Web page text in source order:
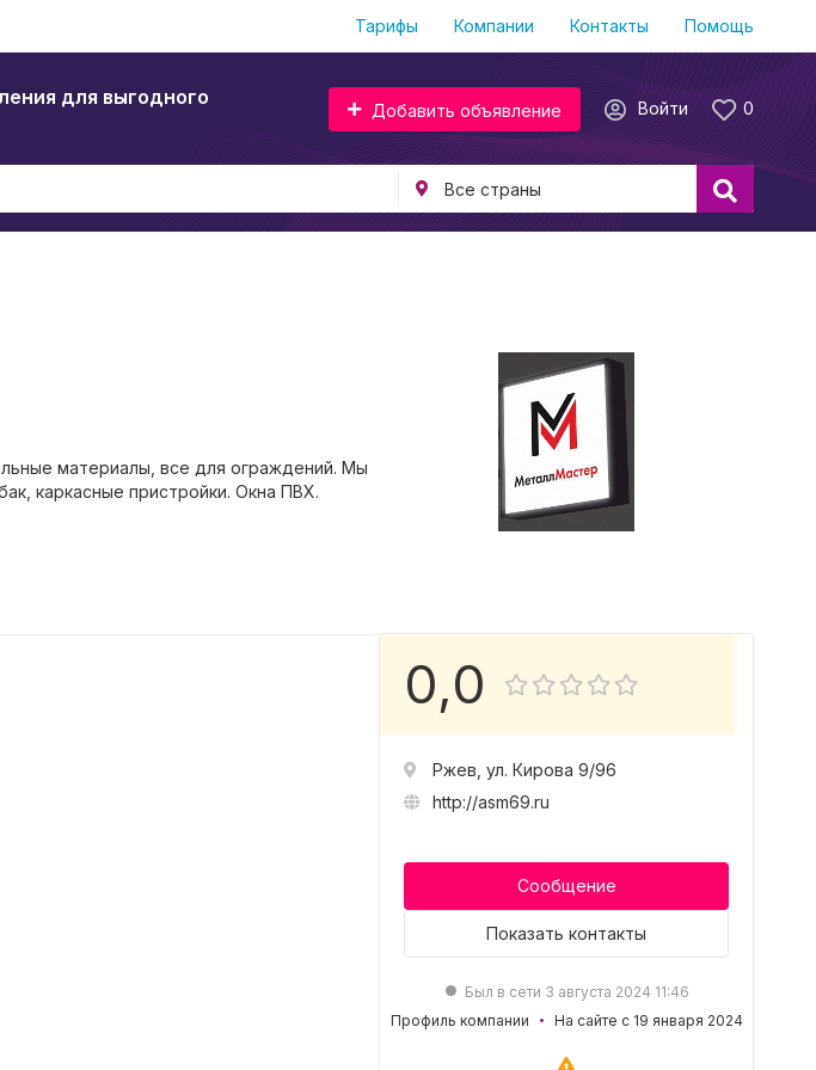
Тарифы Компании Контакты Помощь
для выгодного
0
Войти
Добавить объявление
материалы, все для ограждений. Мы
каркасные пристройки. Окна ПВХ.
0,0
Ржев, ул. Кирова 9/96
http://asm69.ru
Сообщение
Показать контакты
Был в сети 3 августа 2024 11:46
Профиль компании
На сайте с 19 января 2024